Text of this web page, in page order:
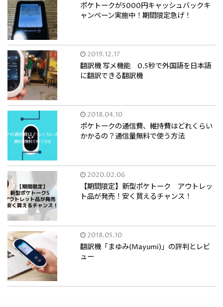
ポケトークが5000円キャッシュバックキ
ャンペーン実施中！期間限定急げ！
2019.12.17
翻訳機 写メ機能 0.5秒で外国語を日本語
に翻訳できる翻訳機
2018.04.10
ポケトークの通信費、維持費はどれくらい
かかるの？通信量無料で使う方法
2020.02.06
【期間限定】新型ポケトーク アウトレッ
ト品が発売！安く買えるチャンス！
2018.05.10
翻訳機「まゆみ(Mayumi)」の評判とレビ
ュー